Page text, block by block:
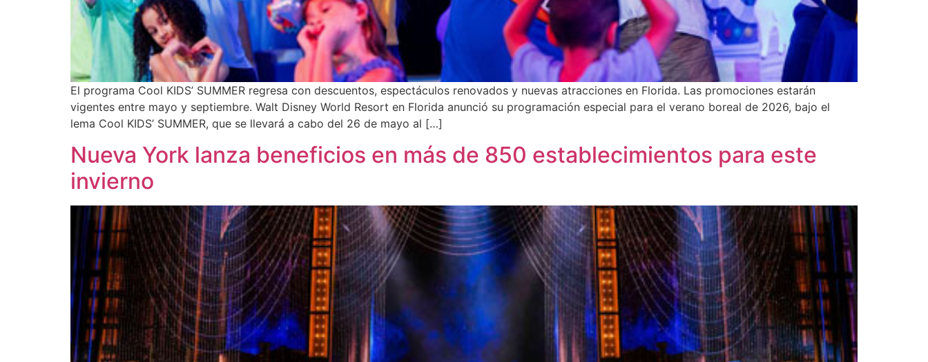
El programa Cool KIDS’ SUMMER regresa con descuentos, espectáculos renovados y nuevas atracciones en Florida. Las promociones estarán
vigentes entre mayo y septiembre. Walt Disney World Resort en Florida anunció su programación especial para el verano boreal de 2026, bajo el
lema Cool KIDS’ SUMMER, que se llevará a cabo del 26 de mayo al […]
Nueva York lanza beneficios en más de 850 establecimientos para este
invierno